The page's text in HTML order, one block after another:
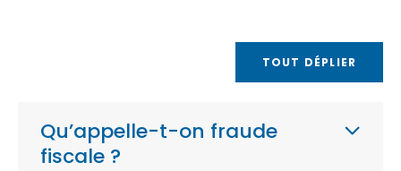
TOUT DÉPLIER
Qu’appelle-t-on fraude
fiscale ?